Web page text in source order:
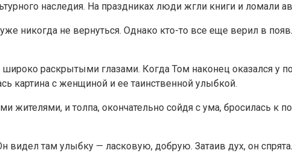
наследия. На праздниках люди жгли книги и ломали
никогда не вернуться. Однако кто-то все еще верил в
раскрытыми глазами. Когда Том наконец оказался у
картина с женщиной и ее таинственной улыбкой.
и толпа, окончательно сойдя с ума, бросилась к
видел там улыбку — ласковую, добрую. Затаив дух, он